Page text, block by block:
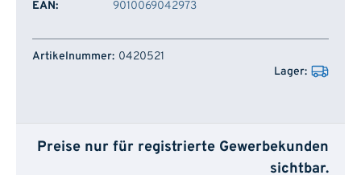
EAN:
9010069042973
Artikelnummer Lager
0420521
Preise nur für registrierte Gewerbekunden
sichtbar.